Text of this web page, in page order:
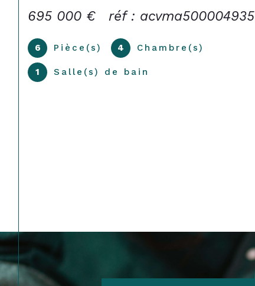
695 000 € réf : acvma500004935
6 Pièce(s) 4 Chambre(s)
1 Salle(s) de bain